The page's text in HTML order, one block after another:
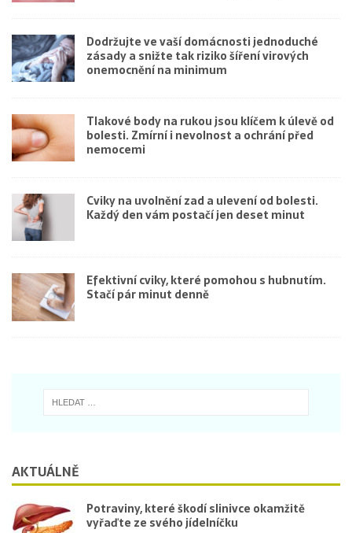
Dodržujte ve vaší domácnosti jednoduché
zásady a snižte tak riziko šíření virových
onemocnění na minimum
Tlakové body na rukou jsou klíčem k úlevě od
bolesti. Zmírní i nevolnost a ochrání před
nemocemi
Cviky na uvolnění zad a ulevení od bolesti.
Každý den vám postačí jen deset minut
Efektivní cviky, které pomohou s hubnutím.
Stačí pár minut denně
AKTUÁLNĚ
Potraviny, které škodí slinivce okamžitě
vyřaďte ze svého jídelníčku